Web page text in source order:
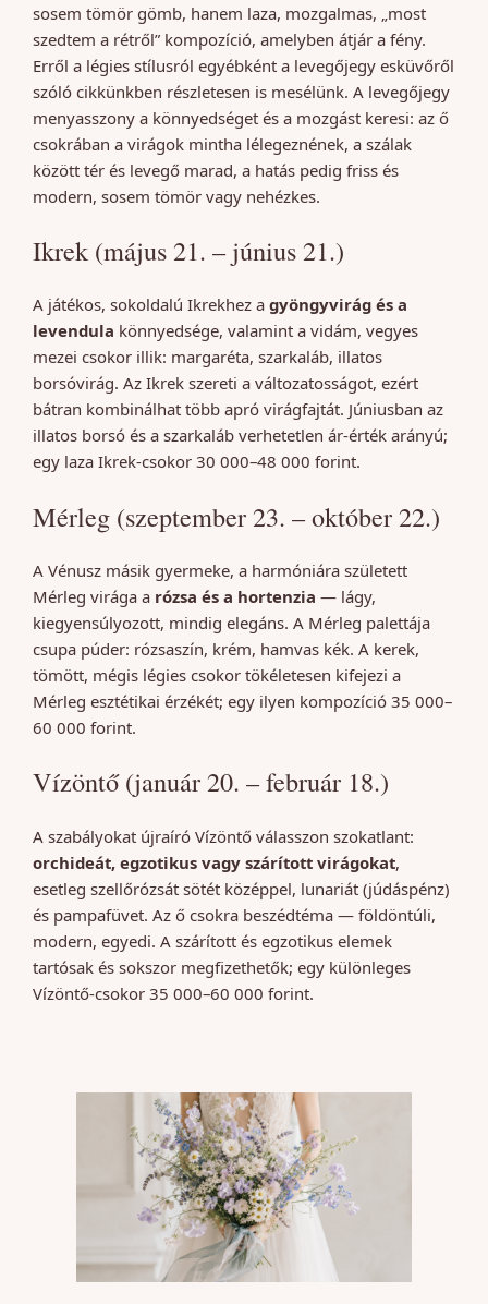
sosem tömör gömb, hanem laza, mozgalmas, „most
szedtem a rétről” kompozíció, amelyben átjár a fény.
Erről a légies stílusról egyébként a levegőjegy esküvőről
szóló cikkünkben részletesen is mesélünk. A levegőjegy
menyasszony a könnyedséget és a mozgást keresi: az ő
csokrában a virágok mintha lélegeznének, a szálak
között tér és levegő marad, a hatás pedig friss és
modern, sosem tömör vagy nehézkes.
Ikrek (május 21. – június 21.)
A játékos, sokoldalú Ikrekhez a gyöngyvirág és a
levendula könnyedsége, valamint a vidám, vegyes
mezei csokor illik: margaréta, szarkaláb, illatos
borsóvirág. Az Ikrek szereti a változatosságot, ezért
bátran kombinálhat több apró virágfajtát. Júniusban az
illatos borsó és a szarkaláb verhetetlen ár-érték arányú;
egy laza Ikrek-csokor 30 000–48 000 forint.
Mérleg (szeptember 23. – október 22.)
A Vénusz másik gyermeke, a harmóniára született
Mérleg virága a rózsa és a hortenzia — lágy,
kiegyensúlyozott, mindig elegáns. A Mérleg palettája
csupa púder: rózsaszín, krém, hamvas kék. A kerek,
tömött, mégis légies csokor tökéletesen kifejezi a
Mérleg esztétikai érzékét; egy ilyen kompozíció 35 000–
60 000 forint.
Vízöntő (január 20. – február 18.)
A szabályokat újraíró Vízöntő válasszon szokatlant:
orchideát, egzotikus vagy szárított virágokat,
esetleg szellőrózsát sötét középpel, lunariát (júdáspénz)
és pampafüvet. Az ő csokra beszédtéma — földöntúli,
modern, egyedi. A szárított és egzotikus elemek
tartósak és sokszor megfizethetők; egy különleges
Vízöntő-csokor 35 000–60 000 forint.